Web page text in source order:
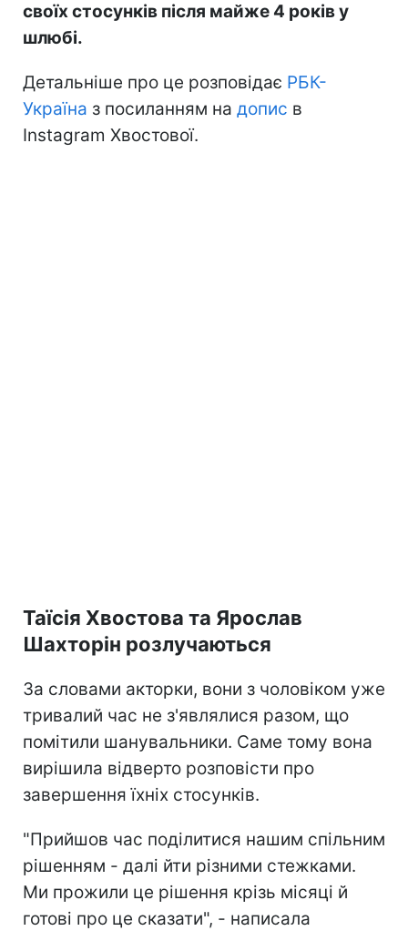
своїх стосунків після майже 4 років у
шлюбі.
Детальніше про це розповідає РБК-
Україна з посиланням на допис в
Instagram Хвостової.
Таїсія Хвостова та Ярослав
Шахторін розлучаються
За словами акторки, вони з чоловіком уже
тривалий час не з'являлися разом, що
помітили шанувальники. Саме тому вона
вирішила відверто розповісти про
завершення їхніх стосунків.
"Прийшов час поділитися нашим спільним
рішенням - далі йти різними стежками.
Ми прожили це рішення крізь місяці й
готові про це сказати", - написала